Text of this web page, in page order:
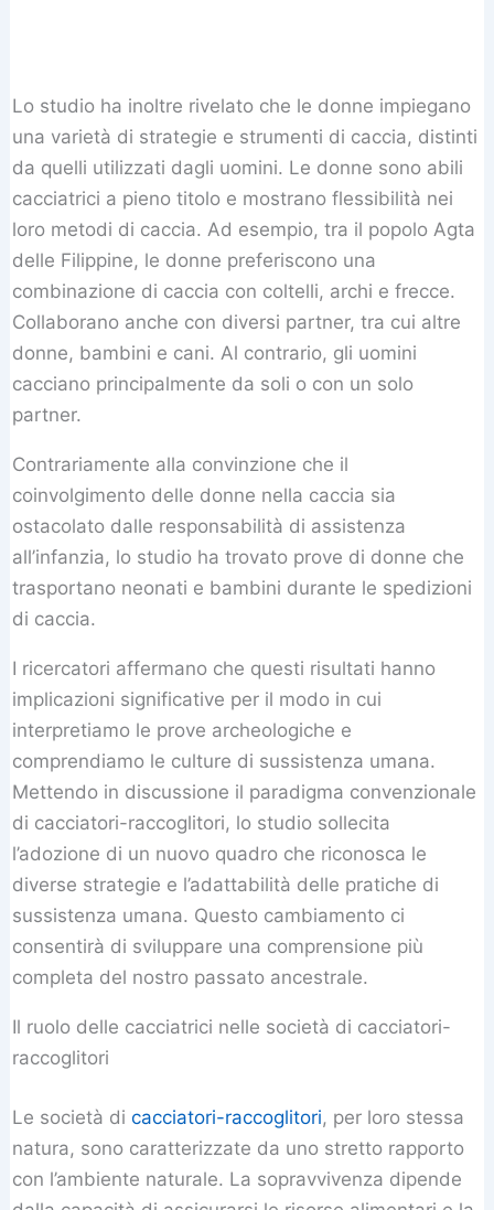
Lo studio ha inoltre rivelato che le donne impiegano
una varietà di strategie e strumenti di caccia, distinti
da quelli utilizzati dagli uomini. Le donne sono abili
cacciatrici a pieno titolo e mostrano flessibilità nei
loro metodi di caccia. Ad esempio, tra il popolo Agta
delle Filippine, le donne preferiscono una
combinazione di caccia con coltelli, archi e frecce.
Collaborano anche con diversi partner, tra cui altre
donne, bambini e cani. Al contrario, gli uomini
cacciano principalmente da soli o con un solo
partner.
Contrariamente alla convinzione che il
coinvolgimento delle donne nella caccia sia
ostacolato dalle responsabilità di assistenza
all’infanzia, lo studio ha trovato prove di donne che
trasportano neonati e bambini durante le spedizioni
di caccia.
I ricercatori affermano che questi risultati hanno
implicazioni significative per il modo in cui
interpretiamo le prove archeologiche e
comprendiamo le culture di sussistenza umana.
Mettendo in discussione il paradigma convenzionale
di cacciatori-raccoglitori, lo studio sollecita
l’adozione di un nuovo quadro che riconosca le
diverse strategie e l’adattabilità delle pratiche di
sussistenza umana. Questo cambiamento ci
consentirà di sviluppare una comprensione più
completa del nostro passato ancestrale.
Il ruolo delle cacciatrici nelle società di cacciatori-
raccoglitori
Le società dicacciatori-raccoglitori, per loro stessa
natura, sono caratterizzate da uno stretto rapporto
con l’ambiente naturale. La sopravvivenza dipende